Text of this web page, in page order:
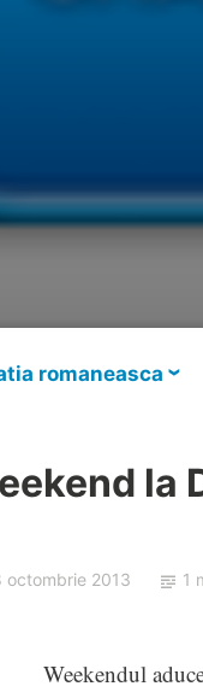
romaneasca
la
octombrie 2013 1
Weekendul